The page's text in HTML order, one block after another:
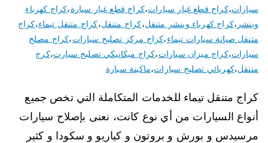
سيارات،كراج قطع غيار سيارات،كراج قطع غيار سيارة،كراج كهرباء
وبنشر ،كراج كهرباء وبنشر متنقل،كراج متنقل،كراج متنقل تيماء،كراج
متنقل صيانة سيارات تيماء،كراج مركز تصليح سيارات،كراج مصلح
سيارات،كراج ميزان سيارات،كراج ميكانيكي تصليح سيارت،كرج
متنقل،كهربائي تصليح سيارات،ماكينة سيارة
كراج متنقل تيماء للخدمات المتكاملة التي تخص جميع
أنواع السيارات من أي نوع كانت، نعنى بإصلاح سيارات
مرسيدس و بورش و بروتون و كياريو و سكودا و كثير